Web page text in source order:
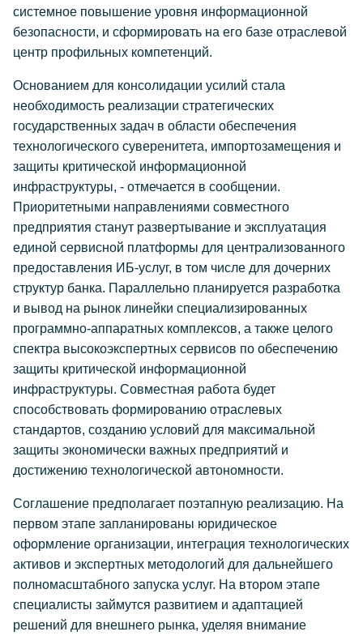
системное повышение уровня информационной
безопасности, и сформировать на его базе отраслевой
центр профильных компетенций.
Основанием для консолидации усилий стала
необходимость реализации стратегических
государственных задач в области обеспечения
технологического суверенитета, импортозамещения и
защиты критической информационной
инфраструктуры, - отмечается в сообщении.
Приоритетными направлениями совместного
предприятия станут развертывание и эксплуатация
единой сервисной платформы для централизованного
предоставления ИБ-услуг, в том числе для дочерних
структур банка. Параллельно планируется разработка
и вывод на рынок линейки специализированных
программно-аппаратных комплексов, а также целого
спектра высокоэкспертных сервисов по обеспечению
защиты критической информационной
инфраструктуры. Совместная работа будет
способствовать формированию отраслевых
стандартов, созданию условий для максимальной
защиты экономически важных предприятий и
достижению технологической автономности.
Соглашение предполагает поэтапную реализацию. На
первом этапе запланированы юридическое
оформление организации, интеграция технологических
активов и экспертных методологий для дальнейшего
полномасштабного запуска услуг. На втором этапе
специалисты займутся развитием и адаптацией
решений для внешнего рынка, уделяя внимание